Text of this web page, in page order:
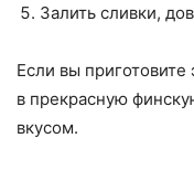
Залить сливки,
Если вы приготовите
в прекрасную
вкусом.